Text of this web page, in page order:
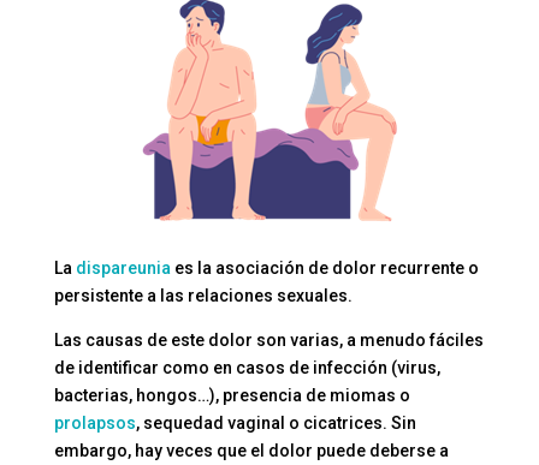
La dispareuniaes la asociación de dolor recurrente o
persistente a las relaciones sexuales.
Las causas de este dolor son varias, a menudo fáciles
de identificar como en casos de infección (virus,
bacterias, hongos…), presencia de miomas o
prolapsos, sequedad vaginal o cicatrices. Sin
embargo, hay veces que el dolor puede deberse a